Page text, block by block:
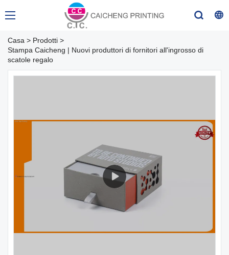
Casa > Prodotti >
Stampa Caicheng | Nuovi produttori di fornitori all'ingrosso di
scatole regalo